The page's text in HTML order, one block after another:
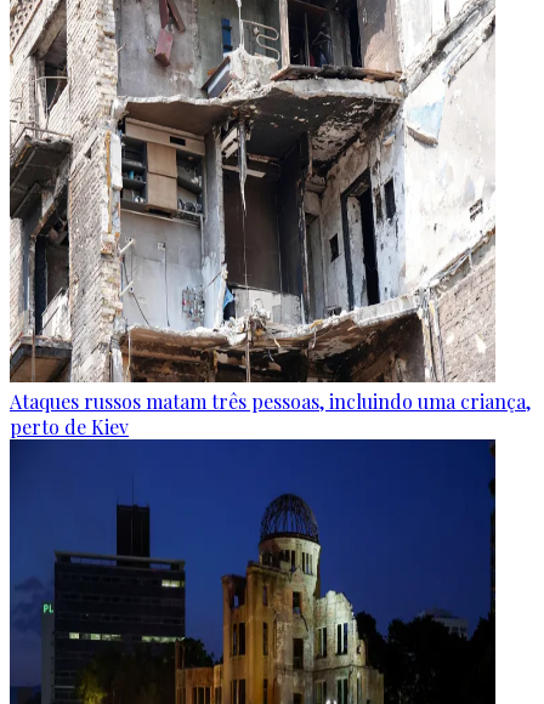
Ataques russos matam três pessoas, incluindo uma criança,
perto de Kiev